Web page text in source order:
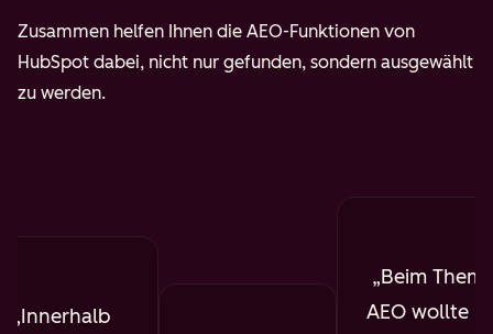
Zusammen helfen Ihnen die AEO-Funktionen von
HubSpot dabei, nicht nur gefunden, sondern ausgewählt
zu werden.
Innerhalb
Beim
AEO wollte